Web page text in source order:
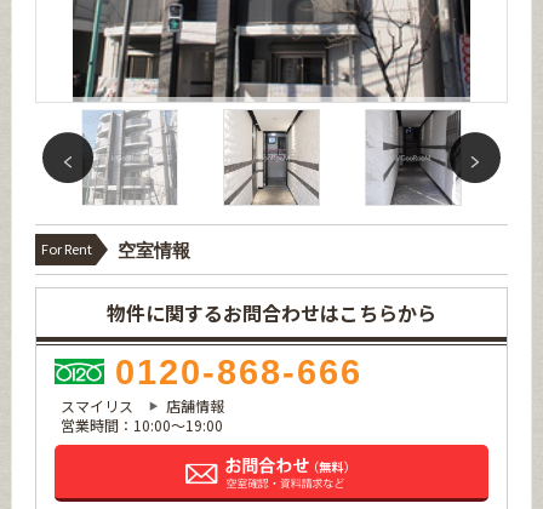
For Rent 空室情報
物件に関するお問合わせはこちらから
0120-868-666
スマイリス
店舗情報
営業時間：10:00～19:00